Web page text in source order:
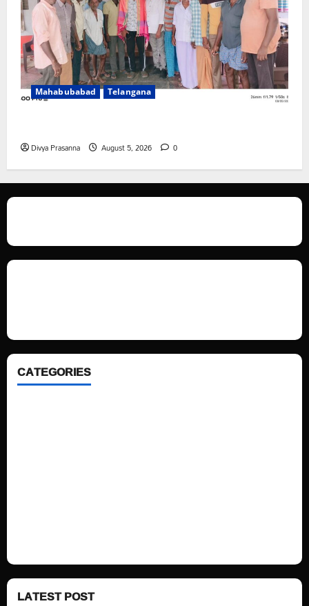
Mahabubabad Telangana
Divya Prasanna August 5, 2026 0
CATEGORIES
LATEST POST